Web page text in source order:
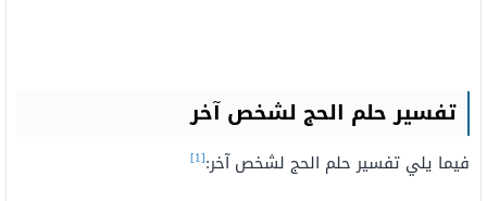
تفسير حلم الحج لشخص آخر
فيما يلي تفسير حلم الحج لشخص آخر:[1]